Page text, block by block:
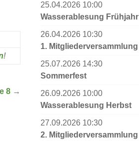
!
8 →
25.04.2026 10:00
Wasserablesung Frühjahr
26.04.2026 10:30
1. Mitgliederversammlung
25.07.2026 14:30
Sommerfest
26.09.2026 10:00
Wasserablesung Herbst
27.09.2026 10:30
2. Mitgliederversammlung